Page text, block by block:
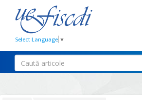
Select Language ▼